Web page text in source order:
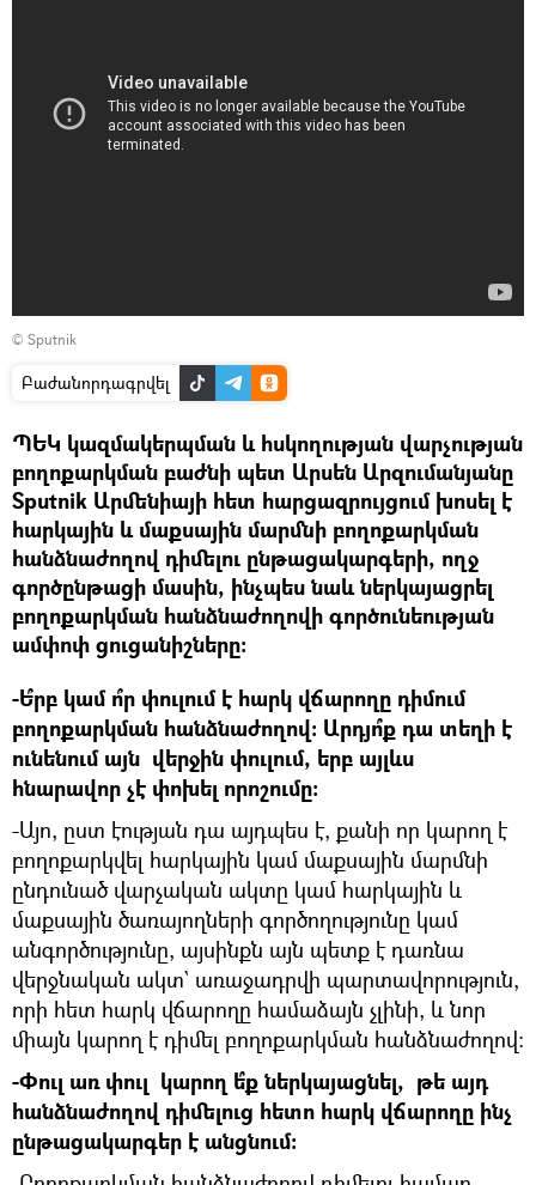
© Sputnik
Բաժանորդագրվել
ՊԵԿ կազմակերպման և հսկողության վարչության
բողոքարկման բաժնի պետ Արսեն Արզումանյանը
Sputnik Արմենիայի հետ հարցազրույցում խոսել է
հարկային և մաքսային մարմնի բողոքարկման
հանձնաժողով դիմելու ընթացակարգերի, ողջ
գործընթացի մասին, ինչպես նաև ներկայացրել
բողոքարկման հանձնաժողովի գործունեության
ամփոփ ցուցանիշները:
-Ե՞րբ կամ ո՞ր փուլում է հարկ վճարողը դիմում
բողոքարկման հանձնաժողով: Արդյո՞ք դա տեղի է
ունենում այն վերջին փուլում, երբ այլևս
հնարավոր չէ փոխել որոշումը:
-Այո, ըստ էության դա այդպես է, քանի որ կարող է
բողոքարկվել հարկային կամ մաքսային մարմնի
ընդունած վարչական ակտը կամ հարկային և
մաքսային ծառայողների գործողությունը կամ
անգործությունը, այսինքն այն պետք է դառնա
վերջնական ակտ` առաջադրվի պարտավորություն,
որի հետ հարկ վճարողը համաձայն չլինի, և նոր
միայն կարող է դիմել բողոքարկման հանձնաժողով:
-Փուլ առ փուլ կարող ե՞ք ներկայացնել, թե այդ
հանձնաժողով դիմելուց հետո հարկ վճարողը ինչ
ընթացակարգեր է անցնում: